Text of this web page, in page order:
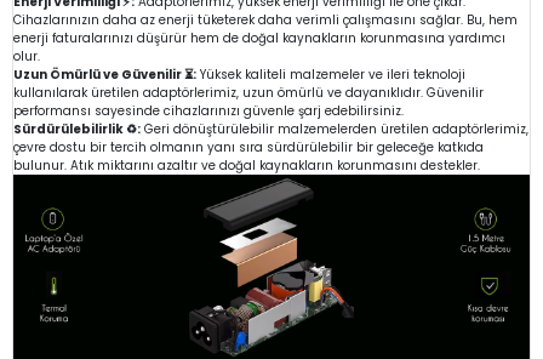
Cihazlarınızın daha az enerji tüketerek daha verimli çalışmasını sağlar. Bu, hem
enerji faturalarınızı düşürür hem de doğal kaynakların korunmasına yardımcı
olur.
Uzun Ömürlü ve Güvenilir ⏳: Yüksek kaliteli malzemeler ve ileri teknoloji
kullanılarak üretilen adaptörlerimiz, uzun ömürlü ve dayanıklıdır. Güvenilir
performansı sayesinde cihazlarınızı güvenle şarj edebilirsiniz.
Sürdürülebilirlik ♻️: Geri dönüştürülebilir malzemelerden üretilen adaptörlerimiz,
çevre dostu bir tercih olmanın yanı sıra sürdürülebilir bir geleceğe katkıda
bulunur. Atık miktarını azaltır ve doğal kaynakların korunmasını destekler.